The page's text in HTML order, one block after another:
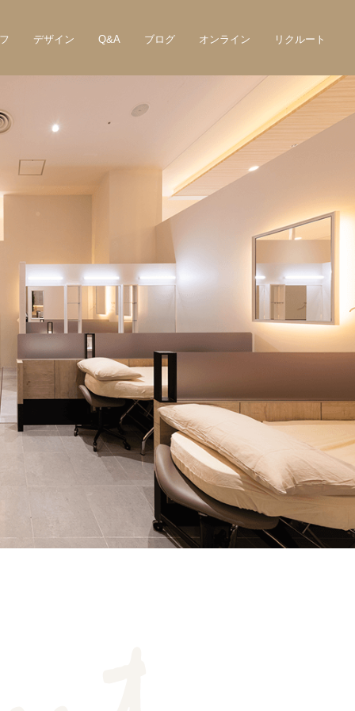
デザイン Q&A ブログ オンライン リクルート